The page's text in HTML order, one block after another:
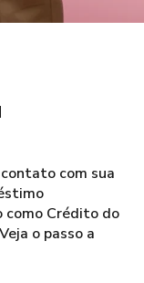
com sua
como Crédito do
o passo a